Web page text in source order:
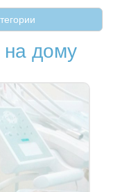
на дому